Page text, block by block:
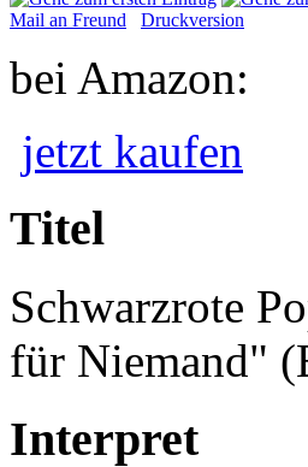
Mail an Freund Druckversion
bei Amazon:
jetzt kaufen
Titel
Schwarzrote
für Niemand"
Interpret